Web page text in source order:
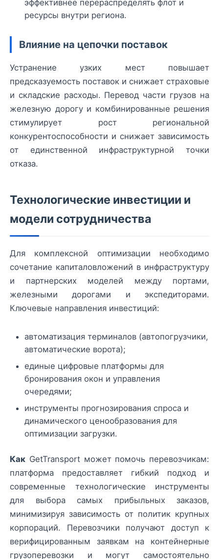
эффективнее перераспределять флот и
ресурсы внутри региона.
Влияние на цепочки поставок
Устранение узких мест повышает
предсказуемость поставок и снижает страховые
и складские расходы. Перевод части грузов на
железную дорогу и комбинированные решения
стимулирует рост региональной
конкурентоспособности и снижает зависимость
от единственной инфраструктурной точки
отказа.
Технологические инвестиции и
модели сотрудничества
Для комплексной оптимизации необходимо
сочетание капиталовложений в инфраструктуру
и партнерских моделей между портами,
железными дорогами и экспедиторами.
Ключевые направления инвестиций:
автоматизация терминалов (автопогрузчики,
автоматические ворота);
единые цифровые платформы для
бронирования окон и управления
очередями;
инструменты прогнозирования спроса и
динамического ценообразования для
оптимизации загрузки.
Как GetTransport может помочь перевозчикам:
платформа предоставляет гибкий подход и
современные технологические инструменты
для выбора самых прибыльных заказов,
минимизируя зависимость от политик крупных
корпораций. Перевозчики получают доступ к
верифицированным заявкам на контейнерные
грузоперевозки и могут самостоятельно